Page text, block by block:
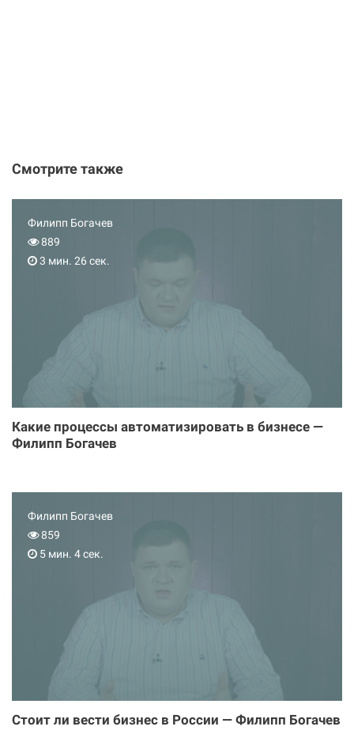
Смотрите также
Филипп Богачев
889
3 мин. 26 сек.
Какие процессы автоматизировать в бизнесе —
Филипп Богачев
Филипп Богачев
859
5 мин. 4 сек.
Стоит ли вести бизнес в России — Филипп Богачев